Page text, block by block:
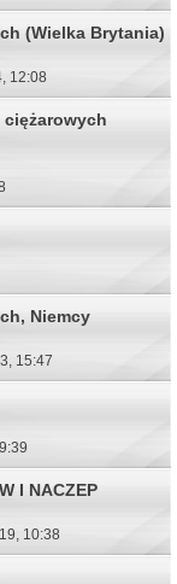
(Wielka Brytania)
12:08
Niemcy
15:47
I NACZEP
10:38